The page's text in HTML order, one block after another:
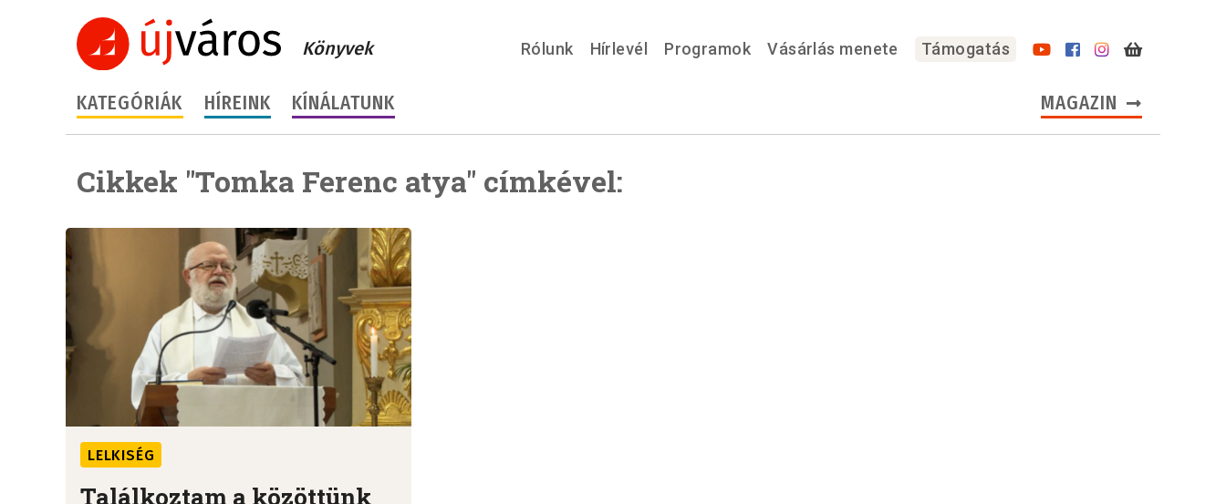
Könyvek Rólunk Hírlevél Programok Vásárlás menete Támogatás
KATEGÓRIÁK HÍREINK KÍNÁLATUNK MAGAZIN
Cikkek "Tomka Ferenc atya" címkével:
LELKISÉG
Találkoztam a közöttünk